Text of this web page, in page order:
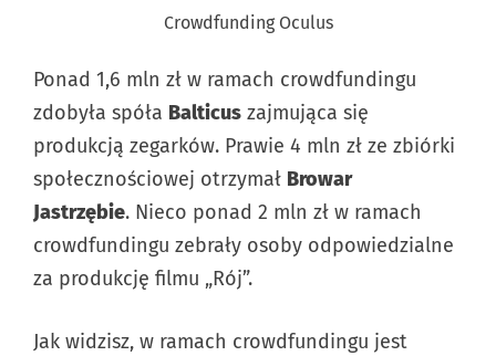
Crowdfunding Oculus
Ponad 1,6 mln zł w ramach crowdfundingu
zdobyła spóła Balticus zajmująca się
produkcją zegarków. Prawie 4 mln zł ze zbiórki
społecznościowej otrzymał Browar
Jastrzębie. Nieco ponad 2 mln zł w ramach
crowdfundingu zebrały osoby odpowiedzialne
za produkcję filmu „Rój”.
Jak widzisz, w ramach crowdfundingu jest